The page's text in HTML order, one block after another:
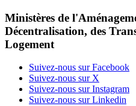
Ministères de
Décentralisation, des
Logement
Suivez-nous sur Facebook
Suivez-nous sur X
Suivez-nous sur Instagram
Suivez-nous sur Linkedin